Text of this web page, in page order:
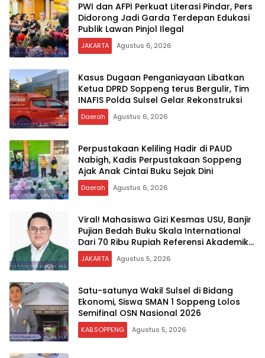
PWI dan AFPI Perkuat Literasi Pindar, Pers
Didorong Jadi Garda Terdepan Edukasi
Publik Lawan Pinjol Ilegal
JAKARTA Agustus 6, 2026
Kasus Dugaan Penganiayaan Libatkan
Ketua DPRD Soppeng terus Bergulir, Tim
INAFIS Polda Sulsel Gelar Rekonstruksi
Daerah Agustus 6, 2026
Perpustakaan Keliling Hadir di PAUD
Nabigh, Kadis Perpustakaan Soppeng
Ajak Anak Cintai Buku Sejak Dini
Daerah Agustus 6, 2026
Viral! Mahasiswa Gizi Kesmas USU, Banjir
Pujian Bedah Buku Skala International
Dari 70 Ribu Rupiah Referensi Akademik
Dunia
JAKARTA Agustus 5, 2026
Satu-satunya Wakil Sulsel di Bidang
Ekonomi, Siswa SMAN 1 Soppeng Lolos
Semifinal OSN Nasional 2026
KAB.SOPPENG Agustus 5, 2026